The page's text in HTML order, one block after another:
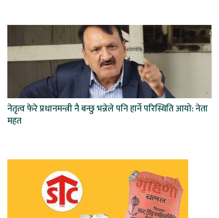
नेतृत्व फेरे प्रधानमन्त्री नै बन्छु भन्नेले पनि हार्ने परिस्थिति आयो: नेता
महत